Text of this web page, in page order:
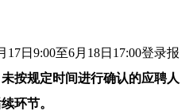
日9:00至6月18日17:00登录报
未按规定时间进行确认的应聘人
环节。